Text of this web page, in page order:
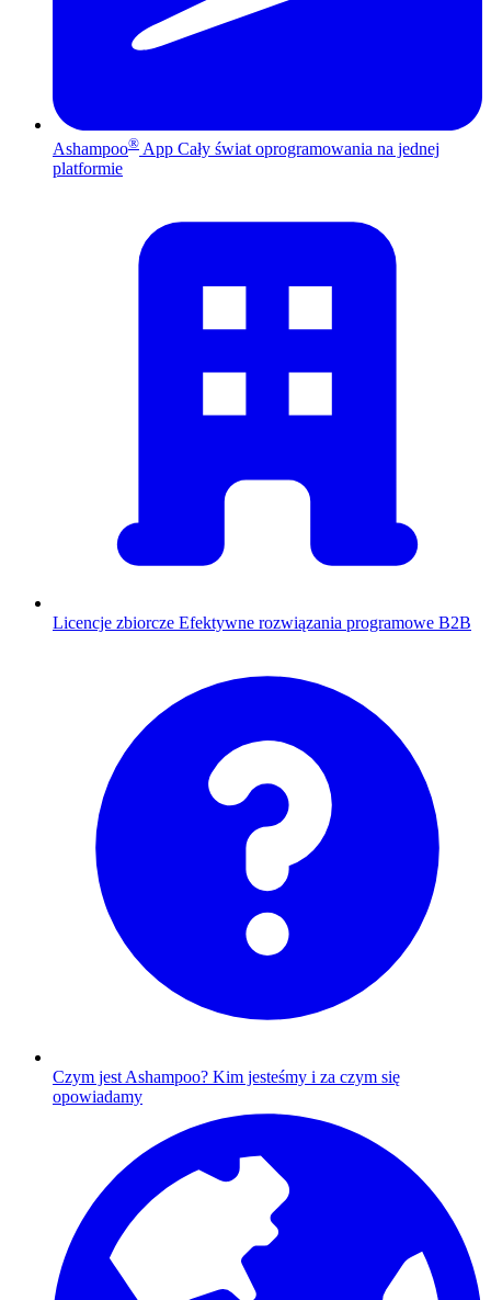
Ashampoo® App Cały świat oprogramowania na jednej
platformie
Licencje zbiorcze Efektywne rozwiązania programowe B2B
Czym jest Ashampoo? Kim jesteśmy i za czym się
opowiadamy